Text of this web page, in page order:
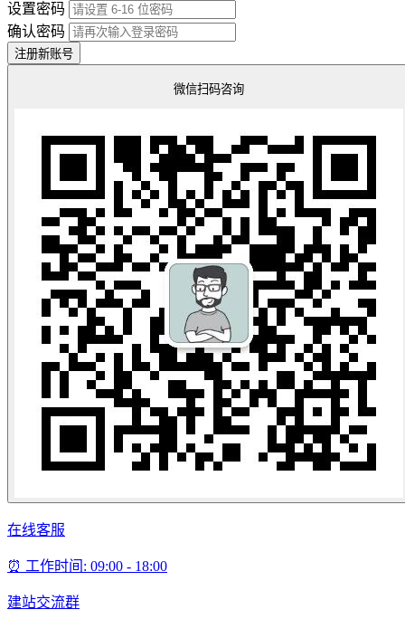
设置密码
确认密码
注册新账号
微信扫码咨询
在线客服
⏰ 工作时间: 09:00 - 18:00
建站交流群